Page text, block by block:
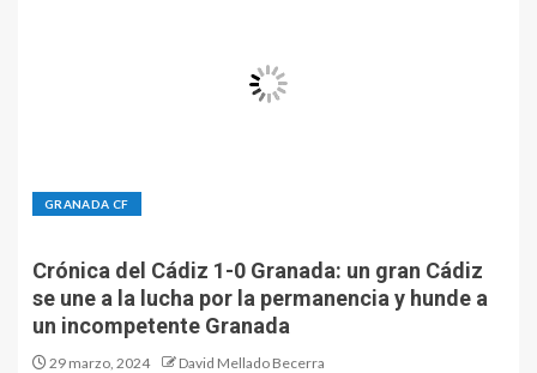
GRANADA CF
Crónica del Cádiz 1-0 Granada: un gran Cádiz
se une a la lucha por la permanencia y hunde a
un incompetente Granada
29 marzo, 2024 David Mellado Becerra